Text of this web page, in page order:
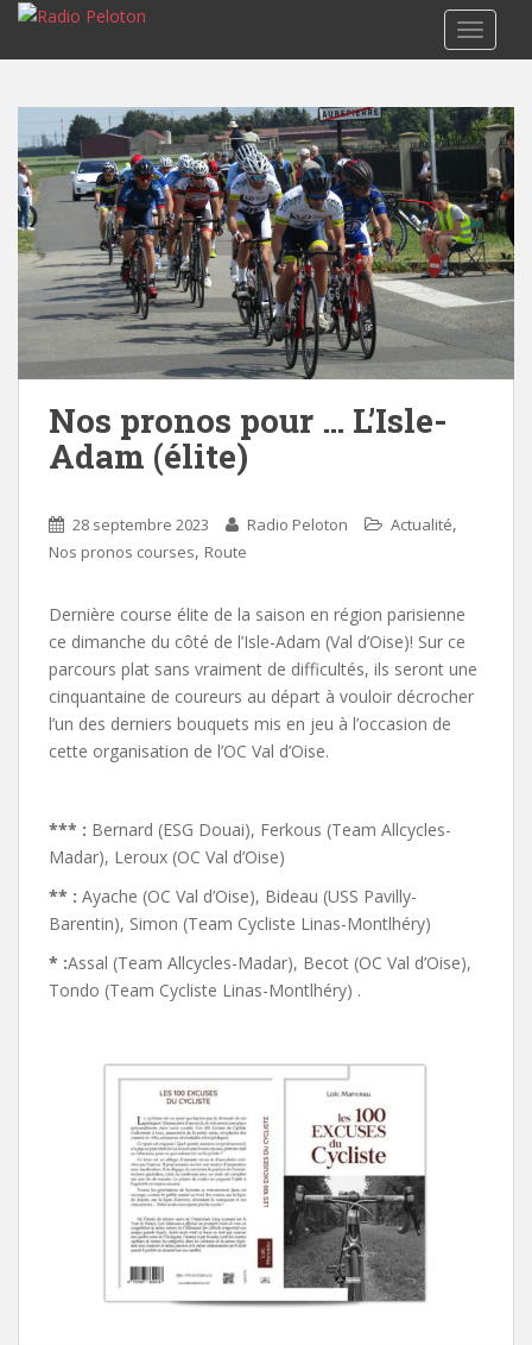
Nos pronos pour … L’Isle-
Adam (élite)
28 septembre 2023 Radio Peloton Actualité,
Nos pronos courses, Route
Dernière course élite de la saison en région parisienne
ce dimanche du côté de l’Isle-Adam (Val d’Oise)! Sur ce
parcours plat sans vraiment de difficultés, ils seront une
cinquantaine de coureurs au départ à vouloir décrocher
l’un des derniers bouquets mis en jeu à l’occasion de
cette organisation de l’OC Val d’Oise.
*** : Bernard (ESG Douai), Ferkous (Team Allcycles-
Madar), Leroux (OC Val d’Oise)
** : Ayache (OC Val d’Oise), Bideau (USS Pavilly-
Barentin), Simon (Team Cycliste Linas-Montlhéry)
* :Assal (Team Allcycles-Madar), Becot (OC Val d’Oise),
Tondo (Team Cycliste Linas-Montlhéry) .